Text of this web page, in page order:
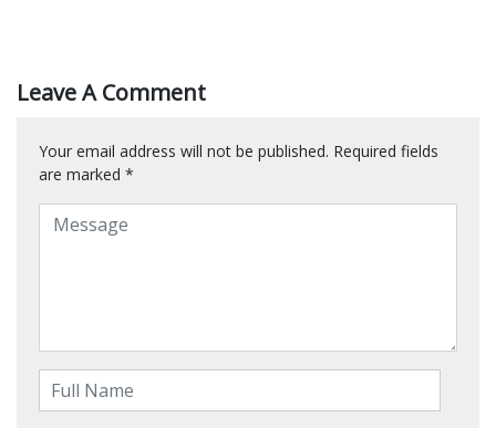
Leave A Comment
Your email address will not be published. Required fields
are marked *